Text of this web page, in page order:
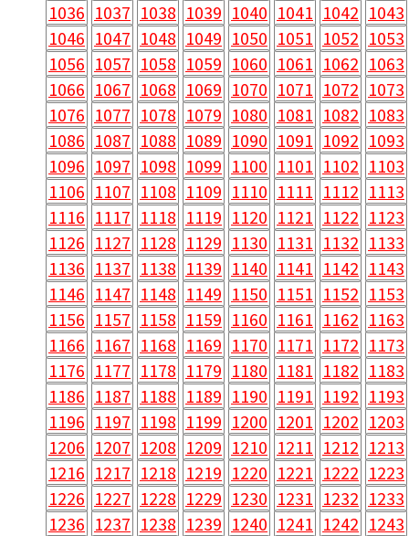
1036 1037 1038 1039 1040 1041 1042 1043
1046 1047 1048 1049 1050 1051 1052 1053
1056 1057 1058 1059 1060 1061 1062 1063
1066 1067 1068 1069 1070 1071 1072 1073
1076 1077 1078 1079 1080 1081 1082 1083
1086 1087 1088 1089 1090 1091 1092 1093
1096 1097 1098 1099 1100 1101 1102 1103
1106 1107 1108 1109 1110 1111 1112 1113
1116 1117 1118 1119 1120 1121 1122 1123
1126 1127 1128 1129 1130 1131 1132 1133
1136 1137 1138 1139 1140 1141 1142 1143
1146 1147 1148 1149 1150 1151 1152 1153
1156 1157 1158 1159 1160 1161 1162 1163
1166 1167 1168 1169 1170 1171 1172 1173
1176 1177 1178 1179 1180 1181 1182 1183
1186 1187 1188 1189 1190 1191 1192 1193
1196 1197 1198 1199 1200 1201 1202 1203
1206 1207 1208 1209 1210 1211 1212 1213
1216 1217 1218 1219 1220 1221 1222 1223
1226 1227 1228 1229 1230 1231 1232 1233
1236 1237 1238 1239 1240 1241 1242 1243